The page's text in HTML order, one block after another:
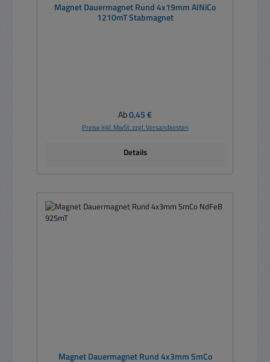
Magnet Dauermagnet Rund 4x19mm AINiCo
1210mT Stabmagnet
Regulärer Preis:
Ab0,45 €
Preise inkl. MwSt. zzgl. Versandkosten
Details
Magnet Dauermagnet Rund 4x3mm SmCo